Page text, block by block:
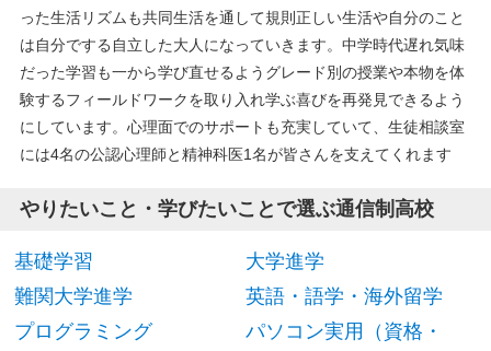
った生活リズムも共同生活を通して規則正しい生活や自分のこと
は自分でする自立した大人になっていきます。中学時代遅れ気味
だった学習も一から学び直せるようグレード別の授業や本物を体
験するフィールドワークを取り入れ学ぶ喜びを再発見できるよう
にしています。心理面でのサポートも充実していて、生徒相談室
には4名の公認心理師と精神科医1名が皆さんを支えてくれます
やりたいこと・学びたいことで選ぶ通信制高校
基礎学習
大学進学
難関大学進学
英語・語学・海外留学
プログラミング
パソコン実用（資格・